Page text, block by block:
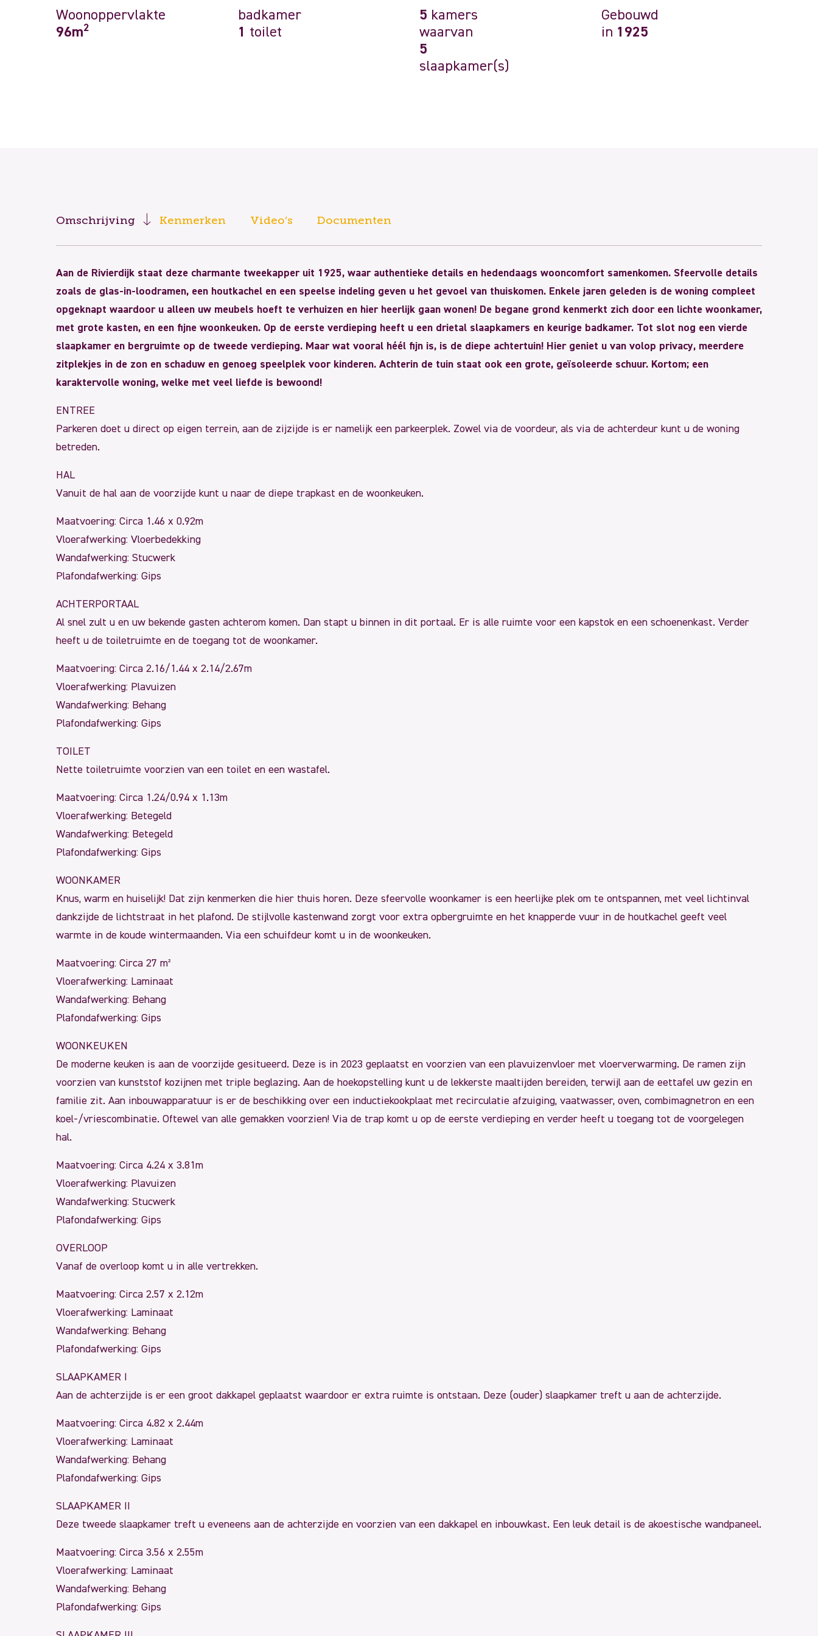
Woonoppervlakte
96m2
badkamer
1
toilet
5 kamers
waarvan
5
slaapkamer(s)
Gebouwd
in 1925
Omschrijving Kenmerken Video’s Documenten
Aan de Rivierdijk staat deze charmante tweekapper uit 1925, waar authentieke details en hedendaags wooncomfort samenkomen. Sfeervolle details
zoals de glas-in-loodramen, een houtkachel en een speelse indeling geven u het gevoel van thuiskomen. Enkele jaren geleden is de woning compleet
opgeknapt waardoor u alleen uw meubels hoeft te verhuizen en hier heerlijk gaan wonen! De begane grond kenmerkt zich door een lichte woonkamer,
met grote kasten, en een fijne woonkeuken. Op de eerste verdieping heeft u een drietal slaapkamers en keurige badkamer. Tot slot nog een vierde
slaapkamer en bergruimte op de tweede verdieping. Maar wat vooral héél fijn is, is de diepe achtertuin! Hier geniet u van volop privacy, meerdere
zitplekjes in de zon en schaduw en genoeg speelplek voor kinderen. Achterin de tuin staat ook een grote, geïsoleerde schuur. Kortom; een
karaktervolle woning, welke met veel liefde is bewoond!
ENTREE
Parkeren doet u direct op eigen terrein, aan de zijzijde is er namelijk een parkeerplek. Zowel via de voordeur, als via de achterdeur kunt u de woning
betreden.
HAL
Vanuit de hal aan de voorzijde kunt u naar de diepe trapkast en de woonkeuken.
Maatvoering: Circa 1.46 x 0.92m
Vloerafwerking: Vloerbedekking
Wandafwerking: Stucwerk
Plafondafwerking: Gips
ACHTERPORTAAL
Al snel zult u en uw bekende gasten achterom komen. Dan stapt u binnen in dit portaal. Er is alle ruimte voor een kapstok en een schoenenkast. Verder
heeft u de toiletruimte en de toegang tot de woonkamer.
Maatvoering: Circa 2.16/1.44 x 2.14/2.67m
Vloerafwerking: Plavuizen
Wandafwerking: Behang
Plafondafwerking: Gips
TOILET
Nette toiletruimte voorzien van een toilet en een wastafel.
Maatvoering: Circa 1.24/0.94 x 1.13m
Vloerafwerking: Betegeld
Wandafwerking: Betegeld
Plafondafwerking: Gips
WOONKAMER
Knus, warm en huiselijk! Dat zijn kenmerken die hier thuis horen. Deze sfeervolle woonkamer is een heerlijke plek om te ontspannen, met veel lichtinval
dankzijde de lichtstraat in het plafond. De stijlvolle kastenwand zorgt voor extra opbergruimte en het knapperde vuur in de houtkachel geeft veel
warmte in de koude wintermaanden. Via een schuifdeur komt u in de woonkeuken.
Maatvoering: Circa 27 m²
Vloerafwerking: Laminaat
Wandafwerking: Behang
Plafondafwerking: Gips
WOONKEUKEN
De moderne keuken is aan de voorzijde gesitueerd. Deze is in 2023 geplaatst en voorzien van een plavuizenvloer met vloerverwarming. De ramen zijn
voorzien van kunststof kozijnen met triple beglazing. Aan de hoekopstelling kunt u de lekkerste maaltijden bereiden, terwijl aan de eettafel uw gezin en
familie zit. Aan inbouwapparatuur is er de beschikking over een inductiekookplaat met recirculatie afzuiging, vaatwasser, oven, combimagnetron en een
koel-/vriescombinatie. Oftewel van alle gemakken voorzien! Via de trap komt u op de eerste verdieping en verder heeft u toegang tot de voorgelegen
hal.
Maatvoering: Circa 4.24 x 3.81m
Vloerafwerking: Plavuizen
Wandafwerking: Stucwerk
Plafondafwerking: Gips
OVERLOOP
Vanaf de overloop komt u in alle vertrekken.
Maatvoering: Circa 2.57 x 2.12m
Vloerafwerking: Laminaat
Wandafwerking: Behang
Plafondafwerking: Gips
SLAAPKAMER I
Aan de achterzijde is er een groot dakkapel geplaatst waardoor er extra ruimte is ontstaan. Deze (ouder) slaapkamer treft u aan de achterzijde.
Maatvoering: Circa 4.82 x 2.44m
Vloerafwerking: Laminaat
Wandafwerking: Behang
Plafondafwerking: Gips
SLAAPKAMER II
Deze tweede slaapkamer treft u eveneens aan de achterzijde en voorzien van een dakkapel en inbouwkast. Een leuk detail is de akoestische wandpaneel.
Maatvoering: Circa 3.56 x 2.55m
Vloerafwerking: Laminaat
Wandafwerking: Behang
Plafondafwerking: Gips